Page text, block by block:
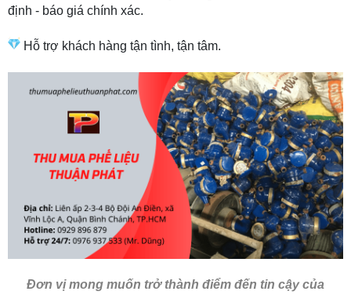
định - báo giá chính xác.
Hỗ trợ khách hàng tận tình, tận tâm.
Đơn vị mong muốn trở thành điểm đến tin cậy của